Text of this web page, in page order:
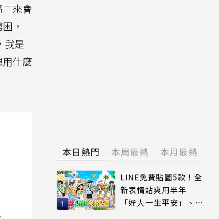
來會
，
我是
什麼
本日熱門 本周最熱 本月最熱
LINE免費貼圖5款！全
新表情貼爽用半年
「好人一生平安」、